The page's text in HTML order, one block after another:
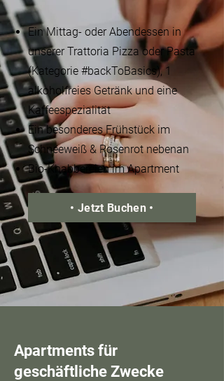
Ein Mittag- oder Abendessen in
unserer Trattoria Pizza oder Pasta
(Kategorie #backToBasics), 1
alkoholfreies Getränk und eine
Kaffeespezialität​
Ein besonderes Frühstück im
Schneeweiß & Rosenrot nebenan​
Bio-Knabbereien im Apartment​
• Jetzt Buchen •
Apartments für
geschäftliche Zwecke